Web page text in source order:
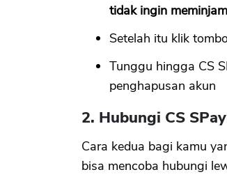
tidak ingin
Setelah itu klik
Tunggu hingga CS
penghapusan akun
2. Hubungi CS
Cara kedua bagi kamu
bisa mencoba hubungi